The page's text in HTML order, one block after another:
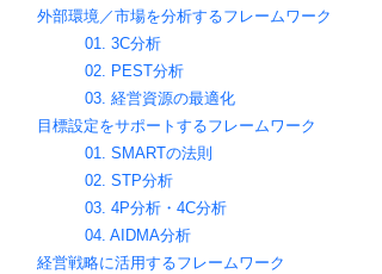
外部環境／市場を分析するフレームワーク
01. 3C分析
02. PEST分析
03. 経営資源の最適化
目標設定をサポートするフレームワーク
01. SMARTの法則
02. STP分析
03. 4P分析・4C分析
04. AIDMA分析
経営戦略に活用するフレームワーク